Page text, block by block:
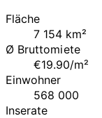
Fläche
7 154 km²
Ø Bruttomiete
€19.90/m²
Einwohner
568 000
Inserate